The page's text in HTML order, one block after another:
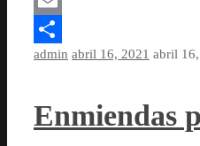
Email
Compartir
admin abril 16, 2021 abril 16,
Enmiendas